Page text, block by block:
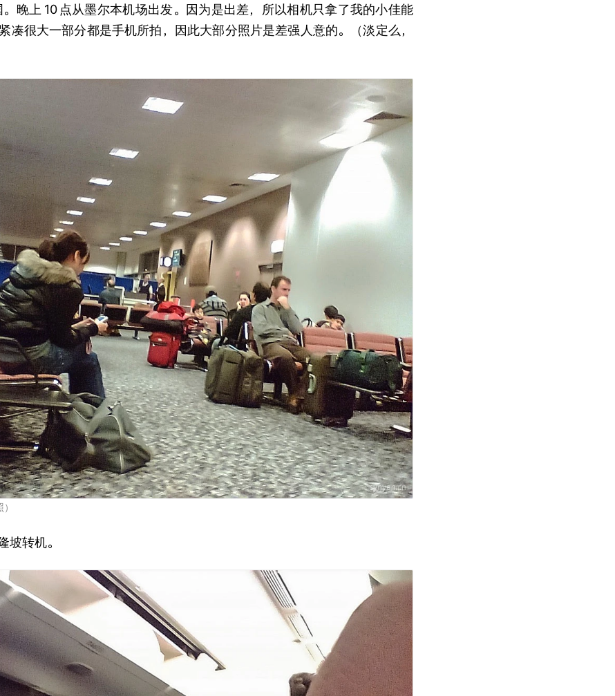
。晚上 10 点从墨尔本机场出发。因为是出差，所以相机只拿了我的小佳能
凑很大一部分都是手机所拍，因此大部分照片是差强人意的。（淡定么，
坡转机。